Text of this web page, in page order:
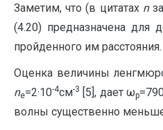
Заметим, что (в цитатах n
(4.20) предназначена для
пройденного им расстояния.
Оценка величины
ne=2·10-4см-3 [5], дает ωp
волны существенно